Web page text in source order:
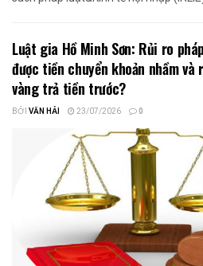
Luật gia Hồ Minh Sơn: Rủi ro
được tiền chuyển khoản nhầm
vàng trả tiền trước?
BỞI VĂN HẢI 23/07/2026 0